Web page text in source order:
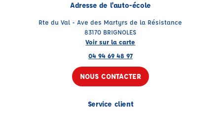
Adresse de l'auto-école
Rte du Val - Ave des Martyrs de la Résistance
83170 BRIGNOLES
Voir sur la carte
04 94 69 48 97
NOUS CONTACTER
Service client